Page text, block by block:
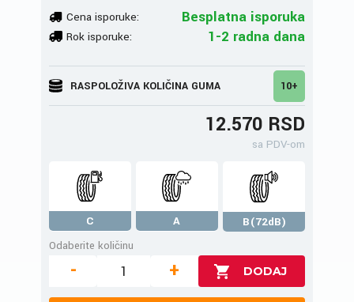
Cena isporuke: Besplatna isporuka
Rok isporuke: 1-2 radna dana
RASPOLOŽIVA KOLIČINA GUMA 10+
12.570 RSD
sa PDV-om
C A
B(72dB)
Odaberite količinu
- +